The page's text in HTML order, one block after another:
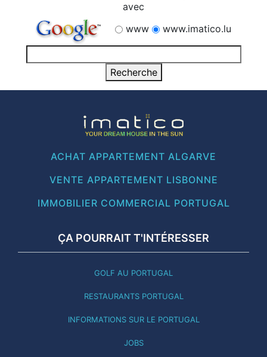
avec
www
www.imatico.lu
ACHAT APPARTEMENT ALGARVE
VENTE APPARTEMENT LISBONNE
IMMOBILIER COMMERCIAL PORTUGAL
ÇA POURRAIT T'INTÉRESSER
GOLF AU PORTUGAL
RESTAURANTS PORTUGAL
INFORMATIONS SUR LE PORTUGAL
JOBS